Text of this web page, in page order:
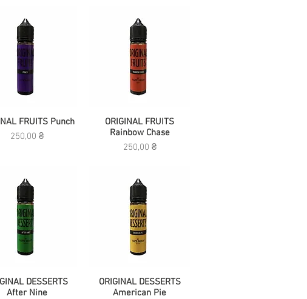
просмотр
FRUITS Punch
Цена
250,00 ₴
Быстрый просмотр
ORIGINAL FRUITS
Rainbow Chase
Цена
250,00 ₴
просмотр
DESSERTS
After Nine
Быстрый просмотр
ORIGINAL DESSERTS
American Pie